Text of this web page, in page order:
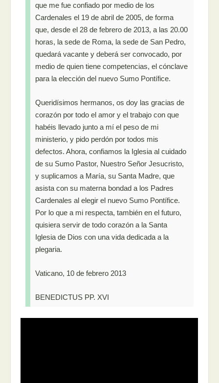
que me fue confiado por medio de los
Cardenales el 19 de abril de 2005, de forma
que, desde el 28 de febrero de 2013, a las 20.00
horas, la sede de Roma, la sede de San Pedro,
quedará vacante y deberá ser convocado, por
medio de quien tiene competencias, el cónclave
para la elección del nuevo Sumo Pontífice.
Queridísimos hermanos, os doy las gracias de
corazón por todo el amor y el trabajo con que
habéis llevado junto a mí el peso de mi
ministerio, y pido perdón por todos mis
defectos. Ahora, confiamos la Iglesia al cuidado
de su Sumo Pastor, Nuestro Señor Jesucristo,
y suplicamos a María, su Santa Madre, que
asista con su materna bondad a los Padres
Cardenales al elegir el nuevo Sumo Pontífice.
Por lo que a mi respecta, también en el futuro,
quisiera servir de todo corazón a la Santa
Iglesia de Dios con una vida dedicada a la
plegaria.
Vaticano, 10 de febrero 2013
BENEDICTUS PP. XVI